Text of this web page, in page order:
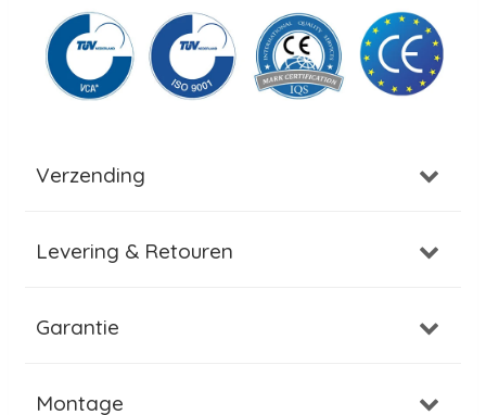
Verzending
Levering & Retouren
Garantie
Montage